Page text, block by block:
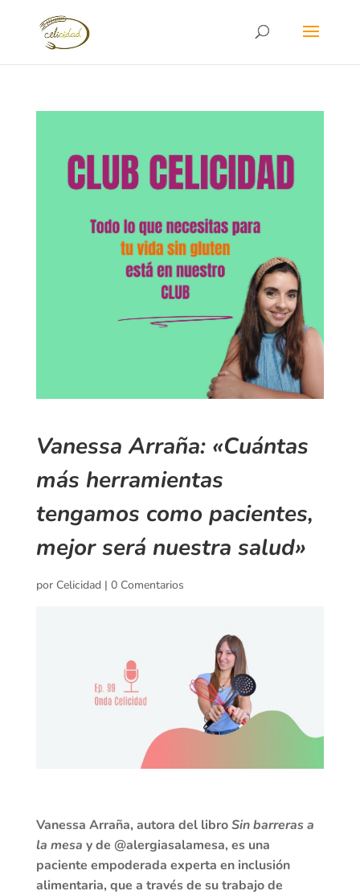
Vanessa Arraña: «Cuántas
más herramientas
tengamos como pacientes,
mejor será nuestra salud»
por Celicidad| 0 Comentarios
Vanessa Arraña, autora del libroSin barreras a
la mesa y de @alergiasalamesa, es una
paciente empoderada experta en inclusión
alimentaria, que a través de su trabajo de